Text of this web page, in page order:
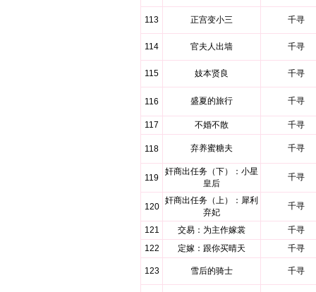
113 正宫变小三 千寻
114 官夫人出墙 千寻
115 妓本贤良 千寻
116 盛夏的旅行 千寻
117 不婚不散 千寻
118 弃养蜜糖夫 千寻
119
奸商出任务（下）：小星
皇后
千寻
120
奸商出任务（上）：犀利
弃妃
千寻
121 交易：为主作嫁裳
千寻
122
定嫁：跟你买晴天 千寻
123 雪后的骑士 千寻